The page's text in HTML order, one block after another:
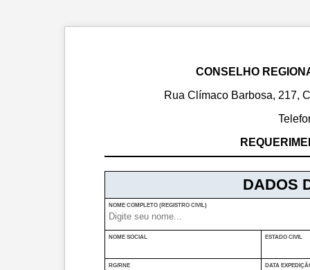
CONSELHO
Rua Clímaco Barbosa, 217,
DADOS
NOME COMPLETO (REGISTRO CIVIL)
NOME SOCIAL ESTADO CIVIL
RG/RNE DATA